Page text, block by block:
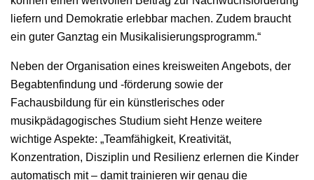
liefern und Demokratie erlebbar machen. Zudem braucht
ein guter Ganztag ein Musikalisierungsprogramm.“
Neben der Organisation eines kreisweiten Angebots, der
Begabtenfindung und -förderung sowie der
Fachausbildung für ein künstlerisches oder
musikpädagogisches Studium sieht Henze weitere
wichtige Aspekte: „Teamfähigkeit, Kreativität,
Konzentration, Disziplin und Resilienz erlernen die Kinder
automatisch mit – damit trainieren wir genau die